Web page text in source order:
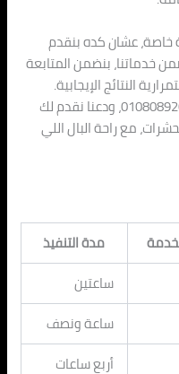
خاصة، عشان كده بنقدم
خدماتنا، بنضمن المتابعة
النتائج الإيجابية.
ماتترددش في التواصل معانا على 01080892037، ودعنا نقدم لك
مع راحة البال اللي
مدة التنفيذ
ساعتين
ساعة ونصف
أربع ساعات